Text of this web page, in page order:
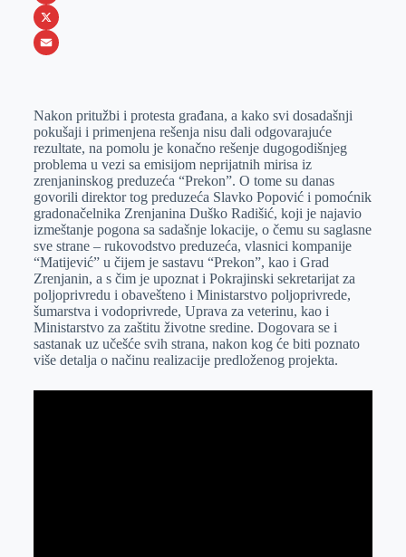
b
o
s
e
e
r
n
k
I
n
i
b
W
h
s
A
p
p
X
a
i
l
Nakon pritužbi i protesta građana, a kako svi dosadašnji
pokušaji i primenjena rešenja nisu dali odgovarajuće
rezultate, na pomolu je konačno rešenje dugogodišnjeg
problema u vezi sa emisijom neprijatnih mirisa iz
zrenjaninskog preduzeća “Prekon”. O tome su danas
govorili direktor tog preduzeća Slavko Popović i pomoćnik
gradonačelnika Zrenjanina Duško Radišić, koji je najavio
izmeštanje pogona sa sadašnje lokacije, o čemu su saglasne
sve strane – rukovodstvo preduzeća, vlasnici kompanije
“Matijević” u čijem je sastavu “Prekon”, kao i Grad
Zrenjanin, a s čim je upoznat i Pokrajinski sekretarijat za
poljoprivredu i obavešteno i Ministarstvo poljoprivrede,
šumarstva i vodoprivrede, Uprava za veterinu, kao i
Ministarstvo za zaštitu životne sredine. Dogovara se i
sastanak uz učešće svih strana, nakon kog će biti poznato
više detalja o načinu realizacije predloženog projekta.